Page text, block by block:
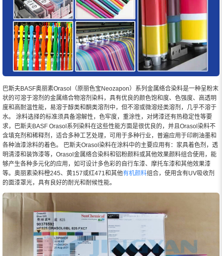
巴斯夫BASF奥丽素Orasol（原丽色宝Neozapon）系列金属络合染料是一种呈粉末
状的可溶于溶剂的金属络合物溶剂染料，具有优良的颜色饱和度、色强度、高透明
度和高耐温性能，易溶于醇类和酮类溶剂中，但不溶或微溶烃类溶剂，几乎不溶于
水。 涂料选择的标准须具备溶解性，色牢度，重涂性，对烤漆还有热稳定性等要
求，巴斯夫BASF Orasol系列染料在这些性能方面是很优良的，并且Orasol染料不
含填充剂和稀释剂，适合多种工艺处理，可用于多种行业，普遍应用于印刷油墨和
各种油漆涂料的着色。 巴斯夫Orasol染料在涂料中的主要应用有：家具着色剂，透
明清漆和装饰漆等，Orasol金属络合染料和铝粉颜料或其他效果颜料组合使用，能
够产生各种多元化的应用，如可设计多色彩的自行车漆、摩托车漆和其他效果漆
等。奥丽素染料橙245、黄157或红471和其他有机颜料组合，使用含有UV吸收剂
的面漆罩光，具有良好的耐光和耐候性能。